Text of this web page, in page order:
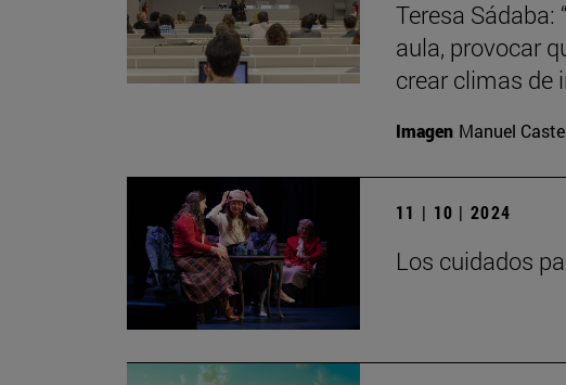
Teresa Sádaba:
aula, provocar
crear climas de
Imagen Manuel
11 | 10 | 2024
Los cuidados